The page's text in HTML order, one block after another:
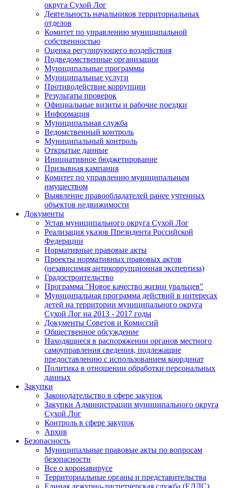
округа Сухой Лог
Деятельность начальников территориальных
отделов
Комитет по управлению муниципальной
собственностью
Оценка регулирующего воздействия
Подведомственные организации
Муниципальные программы
Муниципальные услуги
Противодействие коррупции
Результаты проверок
Официальные визиты и рабочие поездки
Информация
Муниципальная служба
Ведомственный контроль
Муниципальный контроль
Открытые данные
Инициативное бюджетирование
Призывная кампания
Комитет по управлению муниципальным
имуществом
Выявление правообладателей ранее учтенных
объектов недвижимости
Документы
Устав муниципального округа Сухой Лог
Реализация указов Президента Российской
Федерации
Нормативные правовые акты
Проекты нормативных правовых актов
(независимая антикоррупционная экспертиза)
Градостроительство
Программа "Новое качество жизни уральцев"
Муниципальная программа действий в интересах
детей на территории муниципального округа
Сухой Лог на 2013 - 2017 годы
Документы Советов и Комиссий
Общественное обсуждение
Находящиеся в распоряжении органов местного
самоуправления сведения, подлежащие
предоставлению с использованием координат
Политика в отношении обработки персональных
данных
Закупки
Законодательство в сфере закупок
Закупки Администрации муниципального округа
Сухой Лог
Контроль в сфере закупок
Архив
Безопасность
Муниципальные правовые акты по вопросам
безопасности
Все о коронавирусе
Территориальные органы и представительства
Единая дежурно-диспетчерская служба (ЕДДС)